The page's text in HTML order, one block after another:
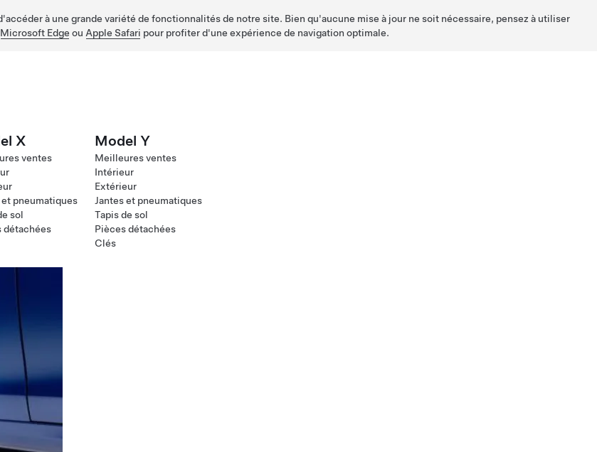
à une grande variété de fonctionnalités de notre site. Bien qu'aucune mise à jour ne soit nécessaire, pensez à utiliser
Microsoft Edge ou Apple Safari pour profiter d'une expérience de navigation optimale.
X
ventes
et pneumatiques
sol
détachées
Model Y
Meilleures ventes
Intérieur
Extérieur
Jantes et pneumatiques
Tapis de sol
Pièces détachées
Clés